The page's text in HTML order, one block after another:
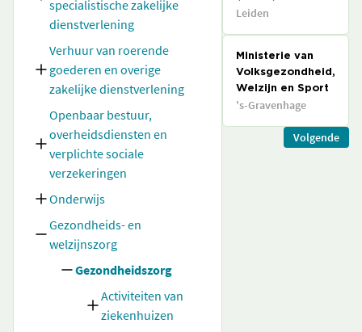
specialistische zakelijke
dienstverlening
Verhuur van roerende
goederen en overige
zakelijke dienstverlening
Openbaar bestuur,
overheidsdiensten en
verplichte sociale
verzekeringen
Onderwijs
Gezondheids- en
welzijnszorg
Gezondheidszorg
Activiteiten van
ziekenhuizen
Leiden
Ministerie van
Volksgezondheid,
Welzijn en Sport
's-Gravenhage
Volgende